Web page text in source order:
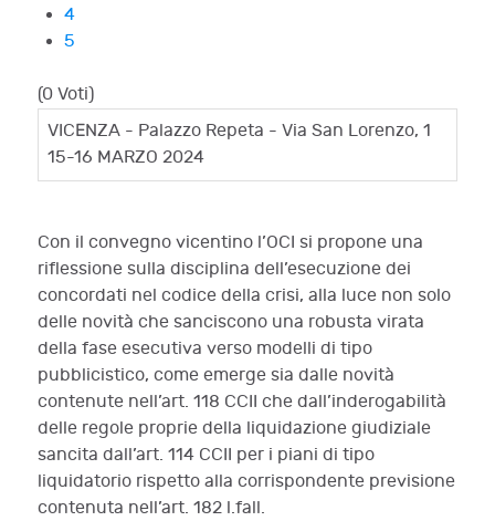
4
5
(0 Voti)
VICENZA - Palazzo Repeta - Via San Lorenzo, 1
15-16 MARZO 2024
Con il convegno vicentino l’OCI si propone una
riflessione sulla disciplina dell’esecuzione dei
concordati nel codice della crisi, alla luce non solo
delle novità che sanciscono una robusta virata
della fase esecutiva verso modelli di tipo
pubblicistico, come emerge sia dalle novità
contenute nell’art. 118 CCII che dall’inderogabilità
delle regole proprie della liquidazione giudiziale
sancita dall’art. 114 CCII per i piani di tipo
liquidatorio rispetto alla corrispondente previsione
contenuta nell’art. 182 l.fall.